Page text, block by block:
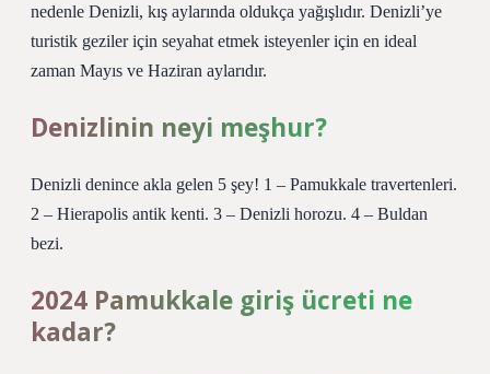
nedenle Denizli, kış aylarında oldukça yağışlıdır. Denizli’ye
turistik geziler için seyahat etmek isteyenler için en ideal
zaman Mayıs ve Haziran aylarıdır.
Denizlinin neyi meşhur?
Denizli denince akla gelen 5 şey! 1 – Pamukkale travertenleri.
2 – Hierapolis antik kenti. 3 – Denizli horozu. 4 – Buldan
bezi.
2024 Pamukkale giriş ücreti ne
kadar?